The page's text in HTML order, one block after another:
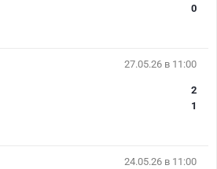
0
27.05.26 в 11:00
2
1
24.05.26 в 11:00